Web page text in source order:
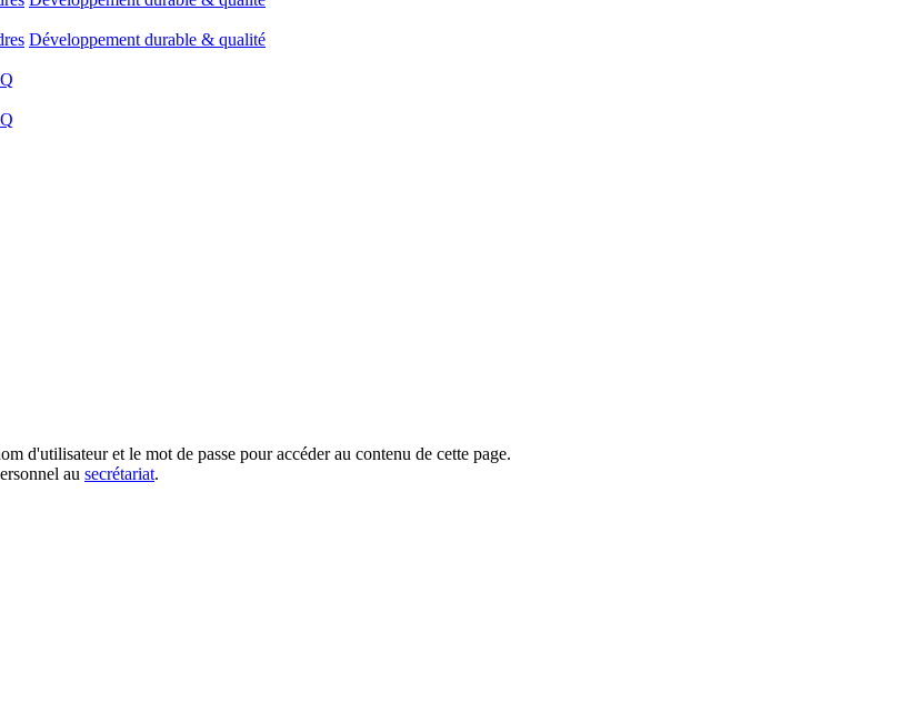
Développement durable & qualité
d'utilisateur et le mot de passe pour accéder au contenu de cette page.
au secrétariat.